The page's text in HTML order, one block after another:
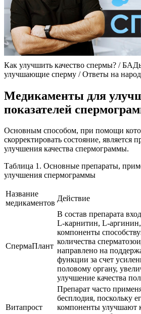
Как улучшить качество спермы? /
улучшающие сперму / Ответы на
Медикаменты для
показателей
Основным способом, при помощи
скорректировать состояние, является
улучшения качества спермограммы.
Таблица 1. Основные препараты,
улучшения спермограммы
Название
медикаментов
Действие
СпермаПлант
В состав препарата
L-карнитин, L-
компоненты
количества
направлено на
функции за счет
половому органу,
улучшение качества
Витапрост
Препарат часто
бесплодия, поскольку
компоненты улучшают